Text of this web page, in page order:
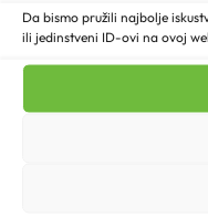
Da bismo pružili najbolje
ili jedinstveni ID-ovi na ovoj